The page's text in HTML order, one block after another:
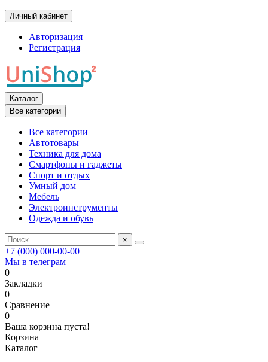
Личный кабинет
Авторизация
Регистрация
Каталог
Все категории
Все категории
Автотовары
Техника для дома
Смартфоны и гаджеты
Спорт и отдых
Умный дом
Мебель
Электроинструменты
Одежда и обувь
×
+7 (000) 000-00-00
Мы в телеграм
0
Закладки
0
Сравнение
0
Ваша корзина пуста!
Корзина
Каталог